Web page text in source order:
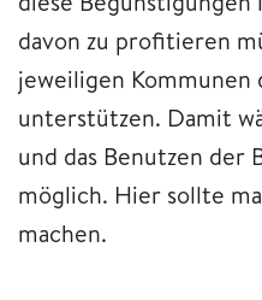
davon zu profitieren
jeweiligen Kommunen
unterstützen. Damit
und das Benutzen der
möglich. Hier sollte
machen.